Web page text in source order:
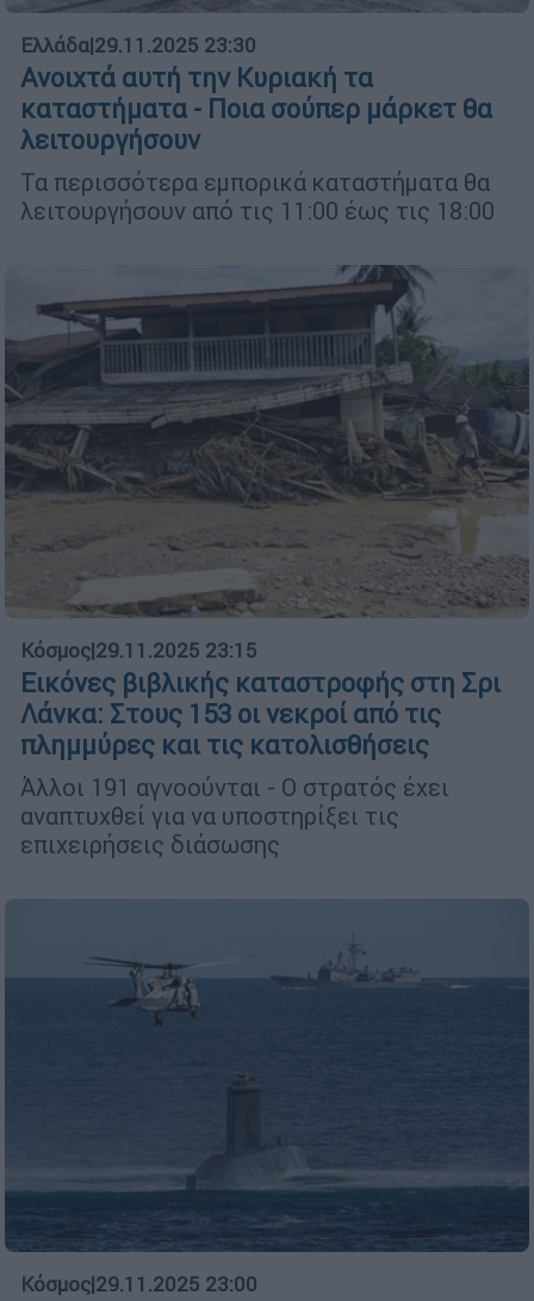
Ελλάδα|29.11.2025 23:30
Ανοιχτά αυτή την Κυριακή τα
καταστήματα - Ποια σούπερ μάρκετ θα
λειτουργήσουν
Τα περισσότερα εμπορικά καταστήματα θα
λειτουργήσουν από τις 11:00 έως τις 18:00
Κόσμος|29.11.2025 23:15
Εικόνες βιβλικής καταστροφής στη Σρι
Λάνκα: Στους 153 οι νεκροί από τις
πλημμύρες και τις κατολισθήσεις
Άλλοι 191 αγνοούνται - Ο στρατός έχει
αναπτυχθεί για να υποστηρίξει τις
επιχειρήσεις διάσωσης
Κόσμος|29.11.2025 23:00